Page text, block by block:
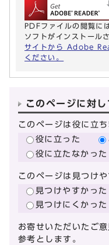
PDFファイルの閲覧
ソフトがインストール
サイトから Adobe
ください。
このページに対
このページは役に立ち
役に立った
役に立たなかった
このページは見つけ
見つけやすかった
見つけにくかった
お寄せいただいたご
参考とします。